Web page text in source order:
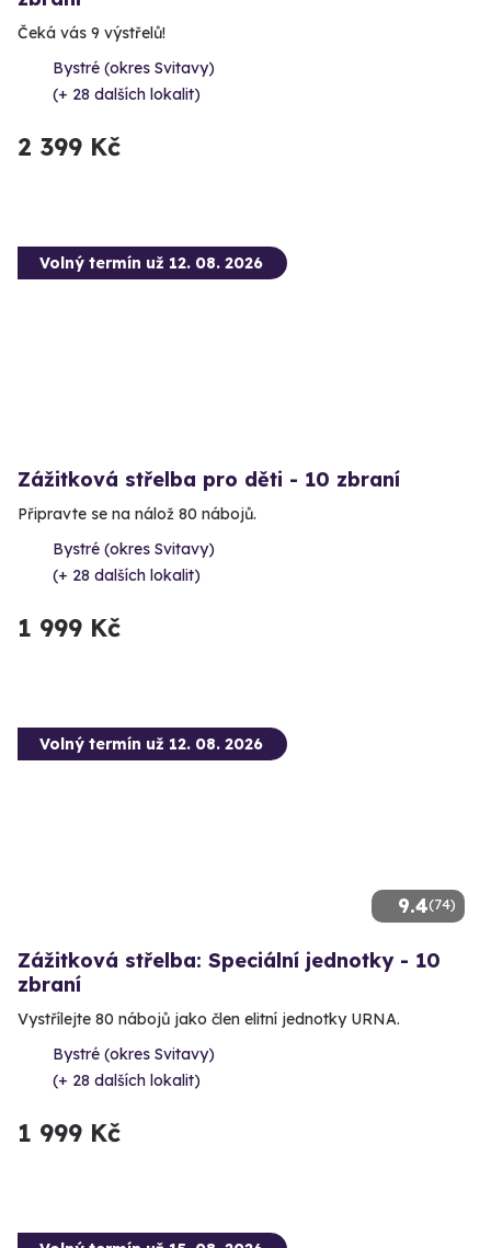
Čeká vás 9 výstřelů!
Bystré (okres Svitavy)
(+ 28 dalších lokalit)
2 399 Kč
Volný termín už 12. 08. 2026
Zážitková střelba pro děti - 10 zbraní
Připravte se na nálož 80 nábojů.
Bystré (okres Svitavy)
(+ 28 dalších lokalit)
1 999 Kč
9.4(74)
Volný termín už 12. 08. 2026
Zážitková střelba: Speciální jednotky - 10
zbraní
Vystřílejte 80 nábojů jako člen elitní jednotky URNA.
Bystré (okres Svitavy)
(+ 28 dalších lokalit)
1 999 Kč